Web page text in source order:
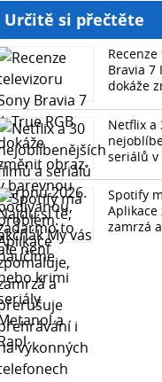
Určitě si přečtěte
Bravia 7
dokáže
Netflix a
seriálů v
Spotify
Aplikace
zamrzá